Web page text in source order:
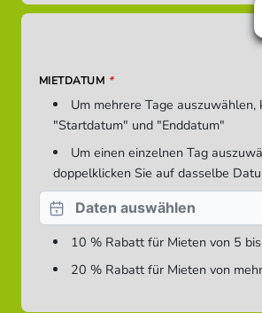
MIETDATUM *
Um mehrere Tage auszuwählen,
"Startdatum" und "Enddatum"
Um einen einzelnen Tag
doppelklicken Sie auf dasselbe
10 % Rabatt für Mieten von 5
20 % Rabatt für Mieten von